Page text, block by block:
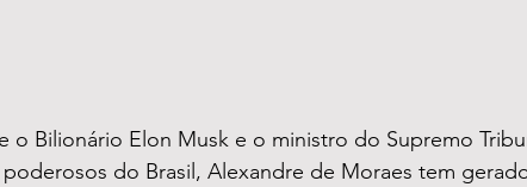
o Bilionário Elon Musk e o ministro do Supremo
do Brasil, Alexandre de Moraes tem